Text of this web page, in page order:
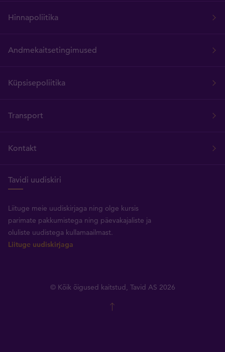
Hinnapoliitika
Andmekaitsetingimused
Küpsisepoliitika
Transport
Kontakt
Tavidi uudiskiri
Liituge meie uudiskirjaga ning olge kursis
parimate pakkumistega ning päevakajaliste ja
oluliste uudistega kullamaailmast.
Liituge uudiskirjaga
© Kõik õigused kaitstud, Tavid AS 2026